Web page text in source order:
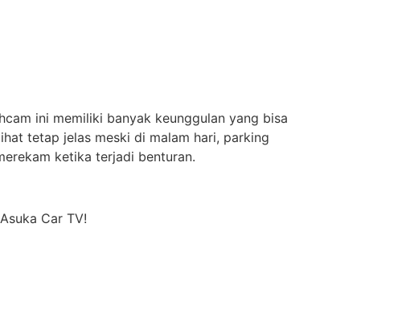
ini memiliki banyak keunggulan yang bisa
tetap jelas meski di malam hari, parking
ketika terjadi benturan.
Asuka Car TV!